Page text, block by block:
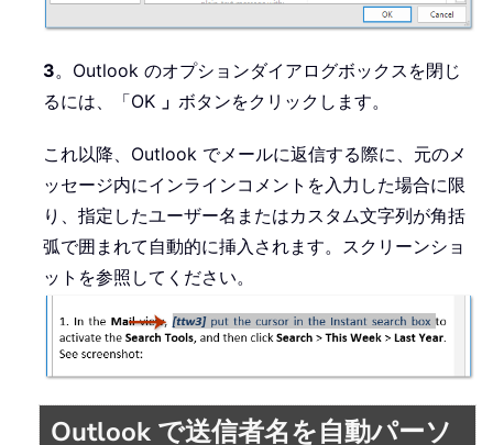
3。Outlook のオプションダイアログボックスを閉じ
るには、「OK 」 ボタンをクリックします。
これ以降、Outlook でメールに返信する際に、元のメ
ッセージ内にインラインコメントを入力した場合に限
り、指定したユーザー名またはカスタム文字列が角括
弧で囲まれて自動的に挿入されます。スクリーンショ
ットを参照してください。
Outlook で送信者名を自動パーソ